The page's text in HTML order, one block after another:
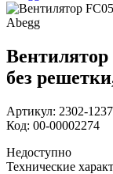
Вентилятор
без
Артикул: 2302-
Код: 00-00002274
Недоступно
Технические